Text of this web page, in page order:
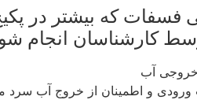
فسفات که بیشتر در
کارشناسان انجام
آب
و اطمینان از خروج آب سرد